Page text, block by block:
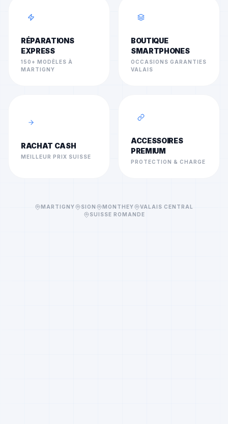
RÉPARATIONS
EXPRESS
150+ MODÈLES À
MARTIGNY
BOUTIQUE
SMARTPHONES
OCCASIONS GARANTIES
VALAIS
RACHAT CASH
MEILLEUR PRIX SUISSE
ACCESSOIRES
PREMIUM
PROTECTION & CHARGE
MARTIGNY SION MONTHEY
VALAIS CENTRAL
SUISSE ROMANDE